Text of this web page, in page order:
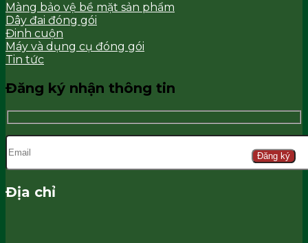
Màng bảo vệ bề mặt sản phẩm
Dây đai đóng gói
Đinh cuộn
Máy và dụng cụ đóng gói
Tin tức
Đăng ký nhận thông tin
Đăng ký
Địa chỉ